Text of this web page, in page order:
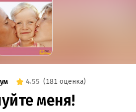
4.55 (181 оценка)
меня!